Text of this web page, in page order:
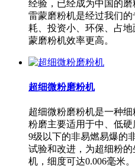
经验，已经成为中国的
雷蒙磨粉机是经过我们
耗、投资小、环保、占
蒙磨粉机效率更高。
超细微粉磨粉机
超细微粉磨粉机是一种
粉磨主要适用于中、低
9级以下的非易燃易爆的
试验和改进，为超细粉
机，细度可达0.006毫米